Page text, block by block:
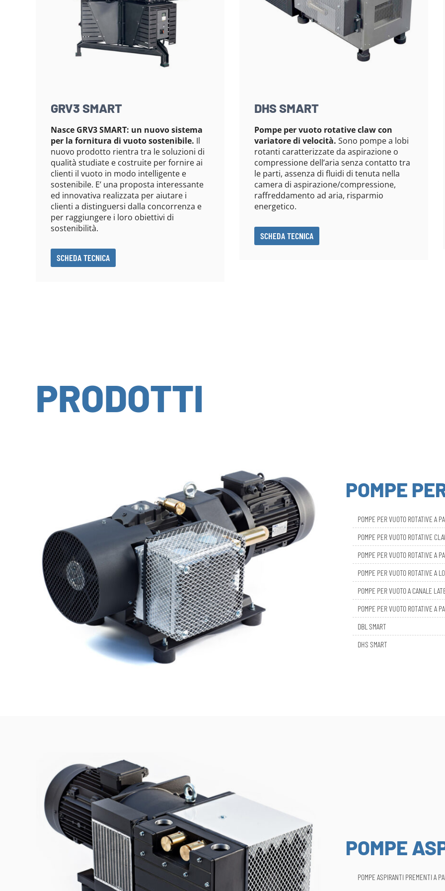
GRV3 SMART
Nasce GRV3 SMART: un nuovo sistema
per la fornitura di vuoto sostenibile. Il
nuovo prodotto rientra tra le soluzioni di
qualità studiate e costruite per fornire ai
clienti il vuoto in modo intelligente e
sostenibile. E’ una proposta interessante
ed innovativa realizzata per aiutare i
clienti a distinguersi dalla concorrenza e
per raggiungere i loro obiettivi di
sostenibilità.
SCHEDA TECNICA
DHS SMART
Pompe per vuoto rotative claw con
variatore di velocità. Sono pompe a lobi
rotanti caratterizzate da aspirazione o
compressione dell’aria senza contatto tra
le parti, assenza di fluidi di tenuta nella
camera di aspirazione/compressione,
raffreddamento ad aria, risparmio
energetico.
SCHEDA TECNICA
PRODOTTI
POMPE
POMPE PER VUOTO ROTATIVE A
POMPE PER VUOTO ROTATIVE
POMPE PER VUOTO ROTATIVE A
POMPE PER VUOTO ROTATIVE A
POMPE PER VUOTO A CANALE
POMPE PER VUOTO ROTATIVE A
DBL SMART
DHS SMART
POMPE
POMPE ASPIRANTI PREMENTI A